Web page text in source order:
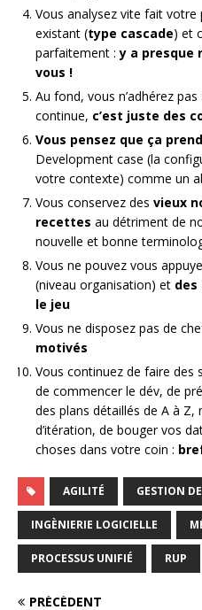
Vous analysez vite fait
existant (type cascade) et
parfaitement :y a presque
vous !
Au fond, vous n’adhérez
continue, c’est juste des
Vous pensez que ça
Development case (la
votre contexte) comme un
Vous conservez des vieux
recettes au détriment de
nouvelle et bonne
Vous ne pouvez vous
(niveau organisation) et des
le jeu
Vous ne disposez pas de
motivés
Vous continuez de faire des
de commencer le dév, de
des plans détaillés de A à
d’itération, de bouger vos
choses dans votre coin :
AGILITÉ GESTION
INGÈNIERIE LOGICIELLE
PROCESSUS UNIFIÉ RUP
PRÉCÉDENT